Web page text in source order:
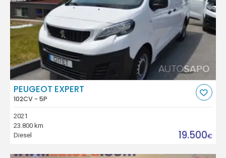
PEUGEOT EXPERT
102CV - 5P
2021
23.800 km
Diesel
19.500€